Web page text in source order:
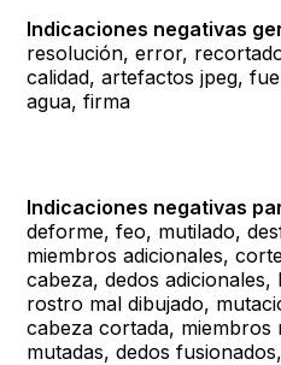
Indicaciones negativas
resolución, error,
calidad, artefactos jpeg,
agua, firma
Indicaciones negativas
deforme, feo, mutilado,
miembros adicionales,
cabeza, dedos adicionales,
rostro mal dibujado,
cabeza cortada, miembros
mutadas, dedos